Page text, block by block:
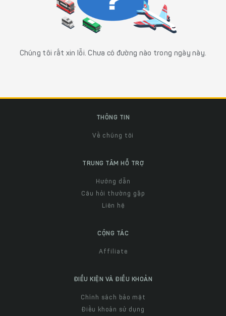
Chúng tôi rất xin lỗi. Chưa có đường nào trong ngày này.
THÔNG TIN
Về chúng tôi
TRUNG TÂM HỖ TRỢ
Hướng dẫn
Câu hỏi thường gặp
Liên hệ
CỘNG TÁC
Affiliate
ĐIỀU KIỆN VÀ ĐIỀU KHOẢN
Chính sách bảo mật
Điều khoản sử dụng